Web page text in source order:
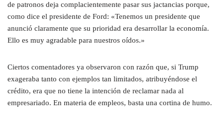
de patronos deja complacientemente pasar sus jactancias porque,
como dice el presidente de Ford: «Tenemos un presidente que
anunció claramente que su prioridad era desarrollar la economía.
Ello es muy agradable para nuestros oídos.»
Ciertos comentadores ya observaron con razón que, si Trump
exageraba tanto con ejemplos tan limitados, atribuyéndose el
crédito, era que no tiene la intención de reclamar nada al
empresariado. En materia de empleos, basta una cortina de humo.